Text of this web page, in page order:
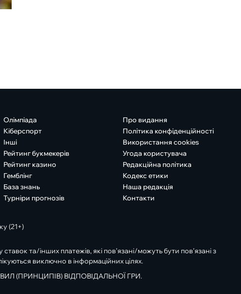
Олімпіада
Кіберспорт
Інші
Рейтинг букмекерів
Рейтинг казино
Гемблінг
База знань
Турніри прогнозів
Про видання
Політика конфіденційності
Використання cookies
Угода користувача
Редакційна політика
Кодекс етики
Наша редакція
Контакти
(21+)
та/інших платежів, які пов’язані/можуть бути пов’язані з
виключно в інформаційних цілях.
(ПРИНЦИПІВ) ВІДПОВІДАЛЬНОЇ ГРИ.